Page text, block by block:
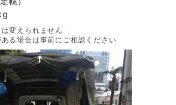
変えられません
る場合は事前にご相談ください